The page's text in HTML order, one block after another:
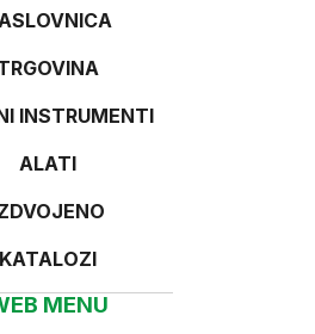
INSTRUMENTI
ALATI
KATALOZI
MENU